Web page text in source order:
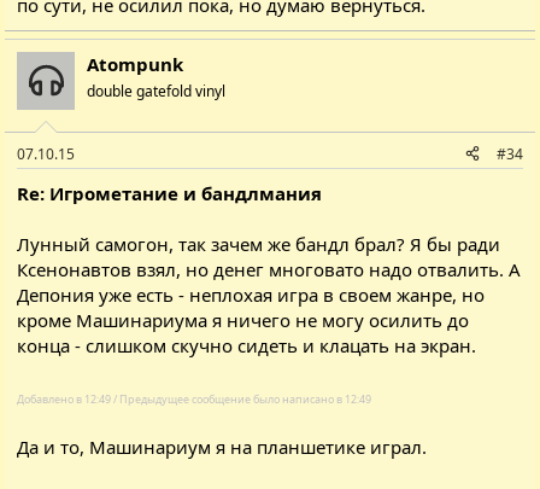
по сути, не осилил пока, но думаю вернуться.
Atompunk
double gatefold vinyl
07.10.15 #34
Re: Игрометание и бандлмания
Лунный самогон, так зачем же бандл брал? Я бы ради
Ксенонавтов взял, но денег многовато надо отвалить. А
Депония уже есть - неплохая игра в своем жанре, но
кроме Машинариума я ничего не могу осилить до
конца - слишком скучно сидеть и клацать на экран.
Добавлено в 12:49 / Предыдущее сообщение было написано в 12:49
Да и то, Машинариум я на планшетике играл.